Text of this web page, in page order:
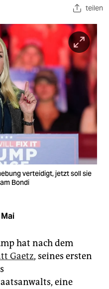
teilen
verteidigt, jetzt soll sie
Bondi
hat nach dem
Gaetz, seines ersten
eine